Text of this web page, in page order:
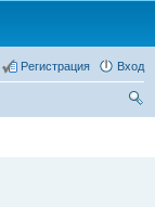
Вход
Регистрация